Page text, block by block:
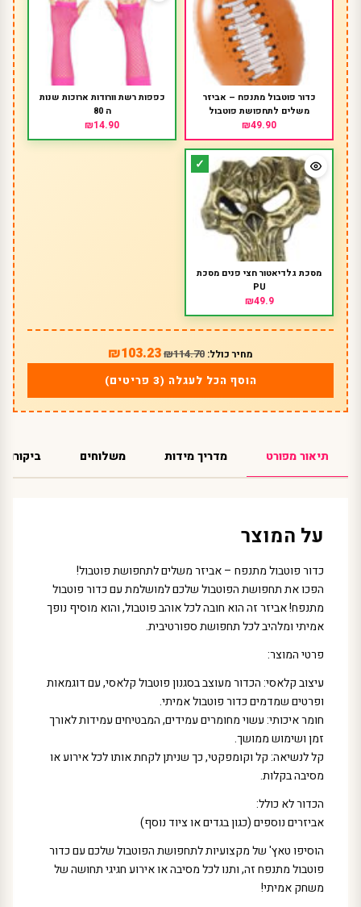
כדור פוטבול מתנפח – אביזר
משלים לתחפושת פוטבול
₪49.90
כפפות רשת וורודות ארוכות שנות
ה 80
₪14.90
מסכת גלדיאטור חצי פנים מסכת
PU
₪49.9
מחיר כולל: ₪114.70
₪103.23
הוסף הכל לעגלה (3 פריטים)
תיאור מפורט מדריך מידות משלוחים ביקורות
על המוצר
כדור פוטבול מתנפח – אביזר משלים לתחפושת פוטבול!
הפכו את תחפושת הפוטבול שלכם למושלמת עם כדור פוטבול
מתנפח! אביזר זה הוא חובה לכל אוהב פוטבול, והוא מוסיף נופך
אמיתי ומלהיב לכל תחפושת ספורטיבית.
פרטי המוצר:
עיצוב קלאסי: הכדור מעוצב בסגנון פוטבול קלאסי, עם דוגמאות
ופרטים שמדמים כדור פוטבול אמיתי.
חומר איכותי: עשוי מחומרים עמידים, המבטיחים עמידות לאורך
זמן ושימוש ממושך.
קל לנשיאה: קל וקומפקטי, כך שניתן לקחת אותו לכל אירוע או
מסיבה בקלות.
הכדור לא כולל:
אביזרים נוספים (כגון בגדים או ציוד נוסף)
הוסיפו טאץ' של מקצועיות לתחפושת הפוטבול שלכם עם כדור
פוטבול מתנפח זה, ותנו לכל מסיבה או אירוע חגיגי תחושה של
משחק אמיתי!